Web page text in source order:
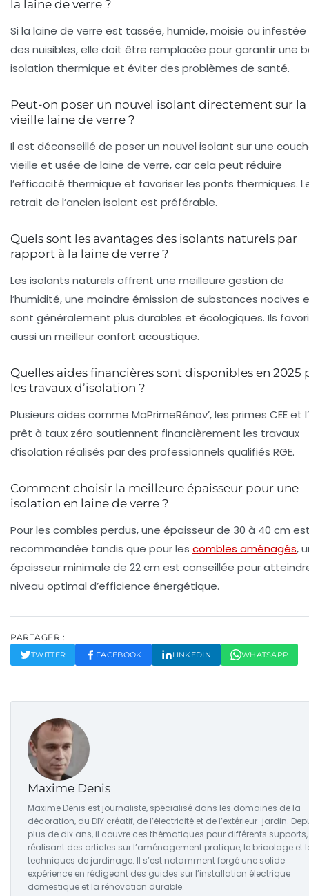
la laine de verre ?
Si la laine de verre est tassée, humide, moisie ou
des nuisibles, elle doit être remplacée pour garantir une
isolation thermique et éviter des problèmes de santé.
Peut-on poser un nouvel isolant directement sur la
vieille laine de verre ?
Il est déconseillé de poser un nouvel isolant sur une
vieille et usée de laine de verre, car cela peut réduire
l’efficacité thermique et favoriser les ponts thermiques.
retrait de l’ancien isolant est préférable.
Quels sont les avantages des isolants naturels par
rapport à la laine de verre ?
Les isolants naturels offrent une meilleure gestion de
l’humidité, une moindre émission de substances nocives
sont généralement plus durables et écologiques. Ils
aussi un meilleur confort acoustique.
Quelles aides financières sont disponibles en 2025
les travaux d’isolation ?
Plusieurs aides comme MaPrimeRénov’, les primes CEE et
prêt à taux zéro soutiennent financièrement les travaux
d’isolation réalisés par des professionnels qualifiés RGE.
Comment choisir la meilleure épaisseur pour une
isolation en laine de verre ?
Pour les combles perdus, une épaisseur de 30 à 40 cm
recommandée tandis que pour les combles aménagés,
épaisseur minimale de 22 cm est conseillée pour
niveau optimal d’efficience énergétique.
PARTAGER :
TWITTER FACEBOOK LINKEDIN WHATSAPP
Maxime Denis
Maxime Denis est journaliste, spécialisé dans les domaines de la
décoration, du DIY créatif, de l’électricité et de l’extérieur-jardin.
plus de dix ans, il couvre ces thématiques pour différents supports,
réalisant des articles sur l’aménagement pratique, le bricolage et
techniques de jardinage. Il s’est notamment forgé une solide
expérience en rédigeant des guides sur l’installation électrique
domestique et la rénovation durable.